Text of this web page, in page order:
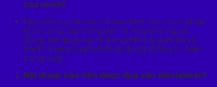
của mình?
Disclaimer giúp bảo vệ bạn khỏi các rủi ro pháp
lý và cung cấp thông tin rõ ràng cho người
dùng. Nó giúp người dùng hiểu quyền lợi và
trách nhiệm của họ khi sử dụng thông tin trên
trang web.
Nội dung nào nên được đưa vào disclaimer?